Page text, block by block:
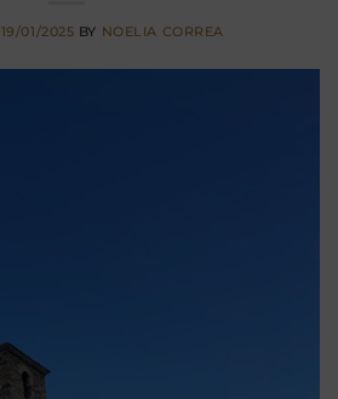
19/01/2025 BY NOELIA CORREA